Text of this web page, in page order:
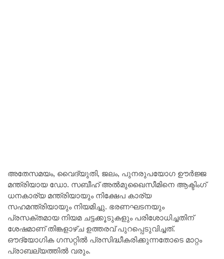
അതേസമയം, വൈദ്യുതി, ജലം, പുനരുപയോഗ ഊർജ്ജ
മന്ത്രിയായ ഡോ. സബീഹ് അൽമുഖൈസീമിനെ ആക്ടിംഗ്
ധനകാര്യ മന്ത്രിയായും നിക്ഷേപ കാര്യ
സഹമന്ത്രിയായും നിയമിച്ചു. ഭരണഘടനയും
പ്രസക്തമായ നിയമ ചട്ടക്കൂടുകളും പരിശോധിച്ചതിന്
ശേഷമാണ് തിങ്കളാഴ്ച ഉത്തരവ് പുറപ്പെടുവിച്ചത്.
ഔദ്യോഗിക ഗസറ്റിൽ പ്രസിദ്ധീകരിക്കുന്നതോടെ മാറ്റം
പ്രാബല്യത്തിൽ വരും.